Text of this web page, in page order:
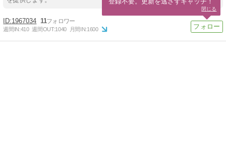
1967034 11
週間IN:410 週間OUT:1040 月間IN:1600
閉じる